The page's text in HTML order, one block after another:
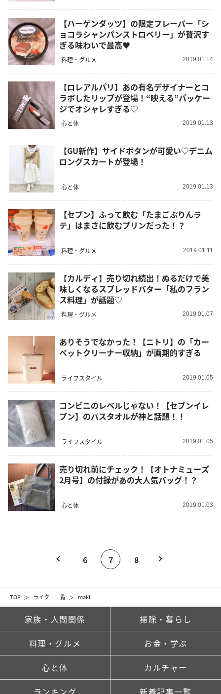
TOP ライター一覧 maki
【ハーゲンダッツ】の限定フレーバー「シ
ョコラシャンパンストロベリー」が贅沢す
ぎる味わいで最高♥
料理・グルメ 2019.01.14
【ロレアルパリ】あの有名デザイナーとコ
ラボしたリップが登場！“映える”パッケー
ジでオシャレすぎる♡
心と体 2019.01.13
【GU新作】サイドボタンが可愛い♡デニム
ロングスカートが登場！
心と体 2019.01.13
【セブン】ふって飲む「たまごぷりんラ
テ」はまさに飲むプリンだった！？
料理・グルメ 2019.01.11
【カルディ】売り切れ続出！ぬるだけで美
味しくなるスプレッドバター「私のフラン
ス料理」が話題♡
料理・グルメ 2019.01.07
ありそうでなかった！【ニトリ】の「カー
ペットクリーナー収納」が画期的すぎる
ライフスタイル 2019.01.05
コンビニのレベルじゃない！【セブンイレ
ブン】のバスタオルが神と話題！！
ライフスタイル 2019.01.05
売り切れ前にチェック！【オトナミューズ
2月号】の付録があの大人気バッグ！？
心と体 2019.01.03
6 7 8
家族・人間関係 掃除・暮らし
料理・グルメ お金・学ぶ
心と体 カルチャー
ランキング 新着記事一覧